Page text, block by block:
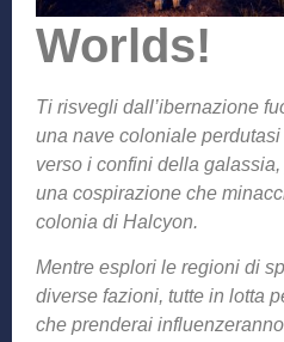
Worlds!
Ti risvegli dall’ibernazione
una nave coloniale
verso i confini della
una cospirazione che
colonia di Halcyon.
Mentre esplori le regioni di
diverse fazioni, tutte in lotta
che prenderai